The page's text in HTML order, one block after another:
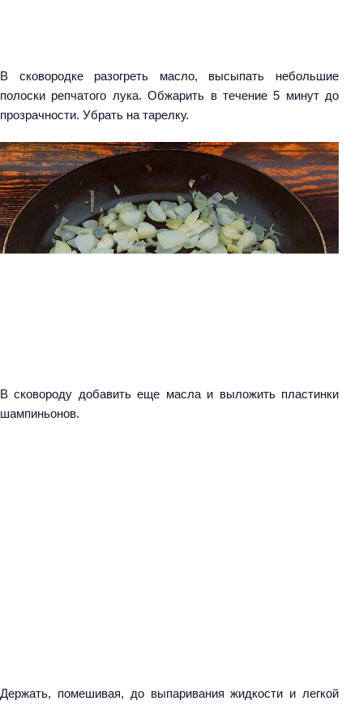
В сковородке разогреть масло, высыпать небольшие
полоски репчатого лука. Обжарить в течение 5 минут до
прозрачности. Убрать на тарелку.
В сковороду добавить еще масла и выложить пластинки
шампиньонов.
Держать, помешивая, до выпаривания жидкости и легкой